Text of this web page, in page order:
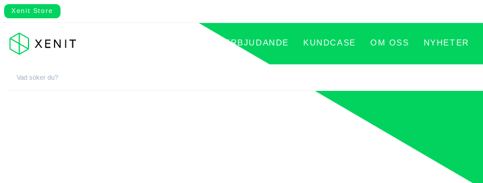
Xenit Store
VÅRT ERBJUDANDE KUNDCASE OM OSS NYHETER